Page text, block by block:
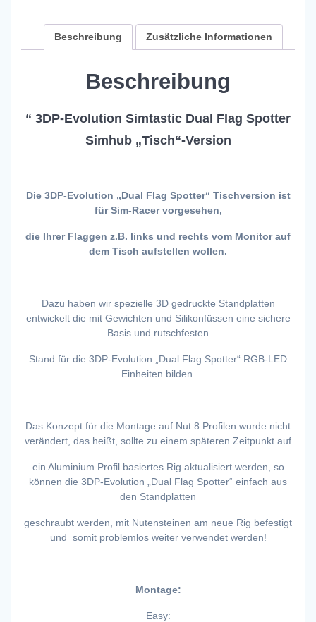
Menge
Beschreibung Zusätzliche Informationen
Beschreibung
“ 3DP-Evolution Simtastic Dual Flag Spotter
Simhub „Tisch“-Version
Die 3DP-Evolution „Dual Flag Spotter“ Tischversion ist
für Sim-Racer vorgesehen,
die Ihrer Flaggen z.B. links und rechts vom Monitor auf
dem Tisch aufstellen wollen.
Dazu haben wir spezielle 3D gedruckte Standplatten
entwickelt die mit Gewichten und Silikonfüssen eine sichere
Basis und rutschfesten
Stand für die 3DP-Evolution „Dual Flag Spotter“ RGB-LED
Einheiten bilden.
Das Konzept für die Montage auf Nut 8 Profilen wurde nicht
verändert, das heißt, sollte zu einem späteren Zeitpunkt auf
ein Aluminium Profil basiertes Rig aktualisiert werden, so
können die 3DP-Evolution „Dual Flag Spotter“ einfach aus
den Standplatten
geschraubt werden, mit Nutensteinen am neue Rig befestigt
und somit problemlos weiter verwendet werden!
Montage:
Easy: